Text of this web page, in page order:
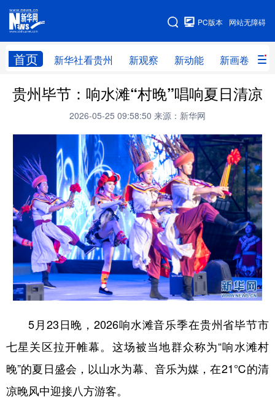
网站无障碍
PC版本
首页 新华社看贵州 新观察 新动能 新画卷
网站地图
新华社看贵州 新观察 新动能 新画卷
贵州领导 人事
访谈 直播 视频
畅游贵州 数字贵州 律动贵州 健康贵州
光影贵州 部门之窗 县区直达 企业速递
融媒联播 贵阳 遵义 安顺
六盘水 毕节 铜仁 黔东南
黔南 黔西南
地方频道
北京 天津 河北 山西
辽宁 吉林 上海 江苏
浙江 安徽
贵州毕节：响水滩“村晚”唱响夏日清凉
2026-05-25 09:58:50 来源：新华网
5月23日晚，2026响水滩音乐季在贵州省毕节市
七星关区拉开帷幕。这场被当地群众称为“响水滩村
晚”的夏日盛会，以山水为幕、音乐为媒，在21℃的清
凉晚风中迎接八方游客。